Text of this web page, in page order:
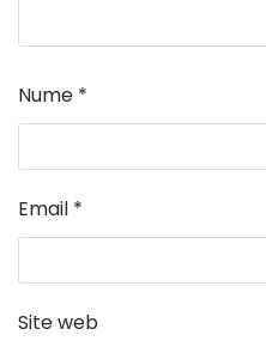
Nume *
Email *
Site web